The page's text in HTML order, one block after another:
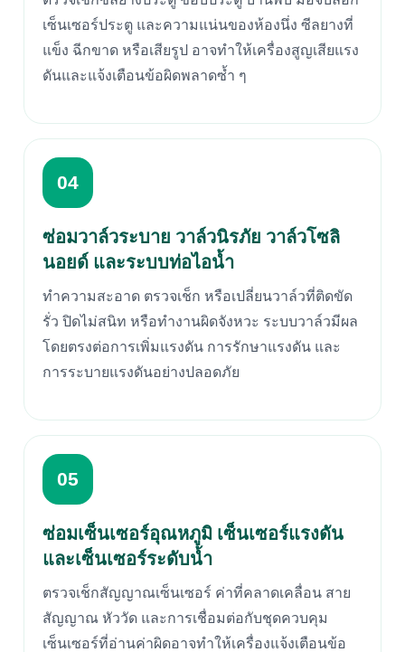
เซ็นเซอร์ประตู และความแน่นของห้องนึ่ง ซีลยางที่
แข็ง ฉีกขาด หรือเสียรูป อาจทำให้เครื่องสูญเสียแรง
ดันและแจ้งเตือนข้อผิดพลาดซ้ำ ๆ
04
ซ่อมวาล์วระบาย วาล์วนิรภัย วาล์วโซลิ
นอยด์ และระบบท่อไอน้ำ
ทำความสะอาด ตรวจเช็ก หรือเปลี่ยนวาล์วที่ติดขัด
รั่ว ปิดไม่สนิท หรือทำงานผิดจังหวะ ระบบวาล์วมีผล
โดยตรงต่อการเพิ่มแรงดัน การรักษาแรงดัน และ
การระบายแรงดันอย่างปลอดภัย
05
ซ่อมเซ็นเซอร์อุณหภูมิ เซ็นเซอร์แรงดัน
และเซ็นเซอร์ระดับน้ำ
ตรวจเช็กสัญญาณเซ็นเซอร์ ค่าที่คลาดเคลื่อน สาย
สัญญาณ หัววัด และการเชื่อมต่อกับชุดควบคุม
เซ็นเซอร์ที่อ่านค่าผิดอาจทำให้เครื่องแจ้งเตือนข้อ